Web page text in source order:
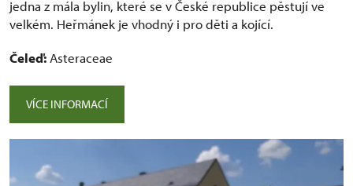
jedna z mála bylin, které se v České republice pěstují ve
velkém. Heřmánek je vhodný i pro děti a kojící.
Čeleď: Asteraceae
VÍCE INFORMACÍ